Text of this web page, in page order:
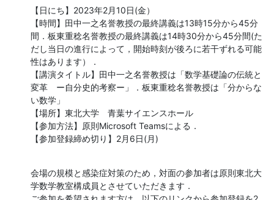
【日にち】2023年2月10日(金）
【時間】田中一之名誉教授の最終講義は13時15分から45分
間．板東重稔名誉教授の最終講義は14時30分から45分間(た
だし当日の進行によって，開始時刻が後ろに若干ずれる可能
性はあります）．
【講演タイトル】田中一之名誉教授は「数学基礎論の伝統と
変革　ー自分史的考察ー」．板東重稔名誉教授は「分からな
い数学」
【場所】東北大学　青葉サイエンスホール
【参加方法】原則Microsoft Teamsによる．
【参加登録締め切り】2月6日(月)
会場の規模と感染症対策のため，対面の参加者は原則東北大
学数学教室構成員とさせていただきます．